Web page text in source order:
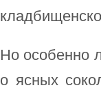
Но особенно
о ясных